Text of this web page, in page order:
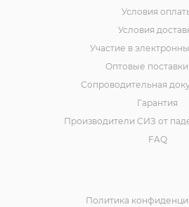
Условия
Условия
Участие в
Оптовые
Сопроводительная
Гарантия
Производители СИЗ от
FAQ
Политика